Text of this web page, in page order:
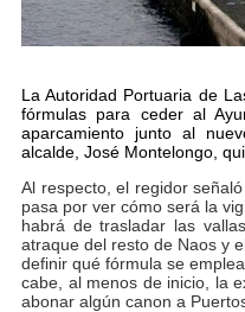
La Autoridad Portuaria de
fórmulas para ceder al
aparcamiento junto al
alcalde, José Montelongo,
Al respecto, el regidor
pasa por ver cómo será la
habrá de trasladar las
atraque del resto de Naos y
definir qué fórmula se
cabe, al menos de inicio, la
abonar algún canon a